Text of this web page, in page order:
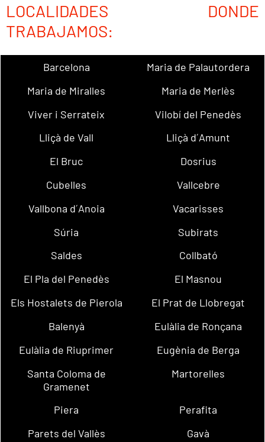
LOCALIDADES DONDE
TRABAJAMOS:
Barcelona
Maria de Palautordera
Maria de Miralles
Maria de Merlès
Viver i Serrateix
Vilobí del Penedès
Lliçà de Vall
Lliçà d´Amunt
El Bruc
Dosrius
Cubelles
Vallcebre
Vallbona d´Anoia
Vacarisses
Súria
Subirats
Saldes
Collbató
El Pla del Penedès
El Masnou
Els Hostalets de Pierola
El Prat de Llobregat
Balenyà
Eulàlia de Ronçana
Eulàlia de Riuprimer
Eugènia de Berga
Santa Coloma de
Gramenet
Martorelles
Piera
Perafita
Parets del Vallès
Gavà